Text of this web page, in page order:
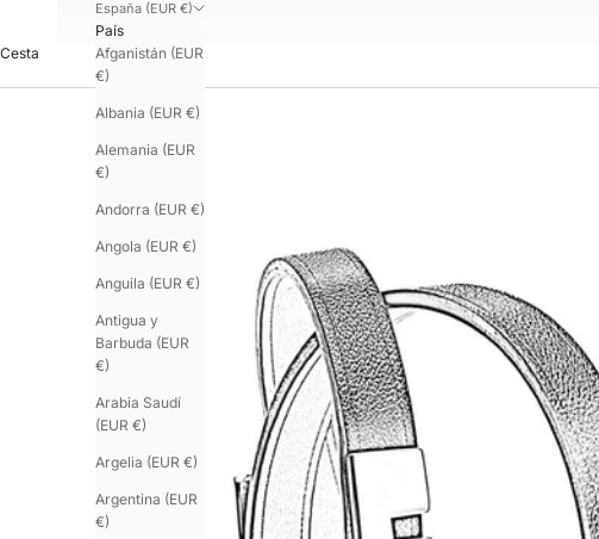
España (EUR €)
País
Afganistán (EUR
€)
Albania (EUR €)
Alemania (EUR
€)
Andorra (EUR €)
Angola (EUR €)
Anguila (EUR €)
Antigua y
Barbuda (EUR
€)
Arabia Saudí
(EUR €)
Argelia (EUR €)
Argentina (EUR
€)
Cesta